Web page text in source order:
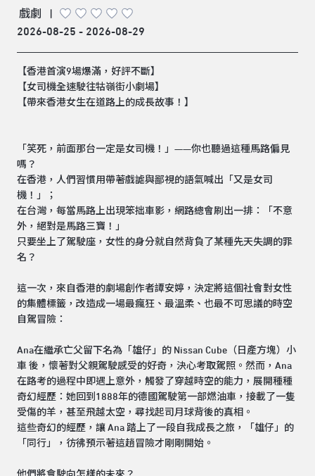
戲劇
|
2026-08-25 - 2026-08-29
【香港首演9場爆滿，好評不斷】
【女司機全速駛往牯嶺街小劇場】
【帶來香港女生在道路上的成長故事！】
「笑死，前面那台一定是女司機！」——你也聽過這種馬路偏見
嗎？
在香港，人們習慣用帶著戲謔與鄙視的語氣喊出「又是女司
機！」；
在台灣，每當馬路上出現笨拙車影，網路總會刷出一排：「不意
外，絕對是馬路三寶！」
只要坐上了駕駛座，女性的身分就自然背負了某種先天失調的罪
名？
這一次，來自香港的劇場創作者譚安婷，決定將這個社會對女性
的集體標籤，改造成一場最瘋狂、最溫柔、也最不可思議的時空
自駕冒險：
Ana在繼承亡父留下名為「雄仔」的 Nissan Cube（日產方塊）小
車 後，懷著對父親駕駛感受的好奇，決心考取駕照。然而，Ana
在路考的過程中即遇上意外，觸發了穿越時空的能力，展開種種
奇幻經歷：她回到1888年的德國駕駛第一部燃油車，接載了一隻
受傷的羊，甚至飛越太空，尋找起司月球背後的真相。
這些奇幻的經歷，讓 Ana 踏上了一段自我成長之旅，「雄仔」的
「同行」，彷彿預示著這趟冒險才剛剛開始。